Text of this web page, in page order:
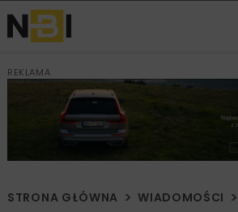
REKLAMA
STRONA GŁÓWNA WIADOMOŚCI